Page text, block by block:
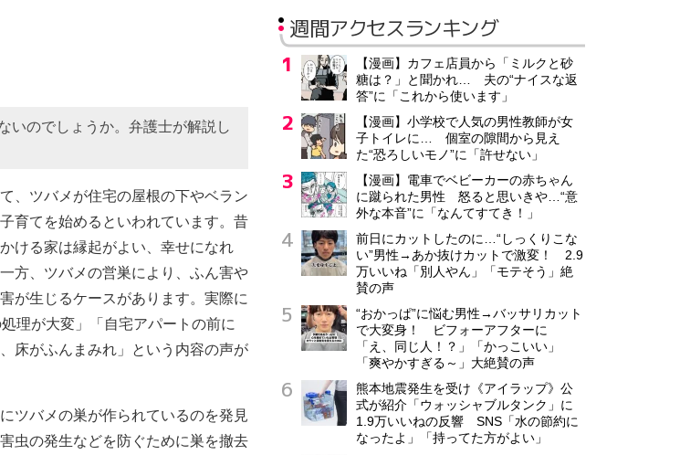
いのでしょうか。弁護士が解説し
、ツバメが住宅の屋根の下やベラン
育てを始めるといわれています。昔
ける家は縁起がよい、幸せになれ
方、ツバメの営巣により、ふん害や
が生じるケースがあります。実際に
理が大変」「自宅アパートの前に
床がふんまみれ」という内容の声が
ツバメの巣が作られているのを発見
虫の発生などを防ぐために巣を撤去
週間アクセスランキング
【漫画】カフェ店員から「ミルクと砂
糖は？」と聞かれ… 夫の“ナイスな返
答”に「これから使います」
【漫画】小学校で人気の男性教師が女
子トイレに… 個室の隙間から見え
た“恐ろしいモノ”に「許せない」
【漫画】電車でベビーカーの赤ちゃん
に蹴られた男性 怒ると思いきや…“意
外な本音”に「なんてすてき！」
前日にカットしたのに…“しっくりこな
い”男性→あか抜けカットで激変！ 2.9
万いいね「別人やん」「モテそう」絶
賛の声
“おかっぱ”に悩む男性→バッサリカット
で大変身！ ビフォーアフターに
「え、同じ人！？」「かっこいい」
「爽やかすぎる～」大絶賛の声
熊本地震発生を受け《アイラップ》公
式が紹介「ウォッシャブルタンク」に
1.9万いいねの反響 SNS「水の節約に
なったよ」「持ってた方がよい」